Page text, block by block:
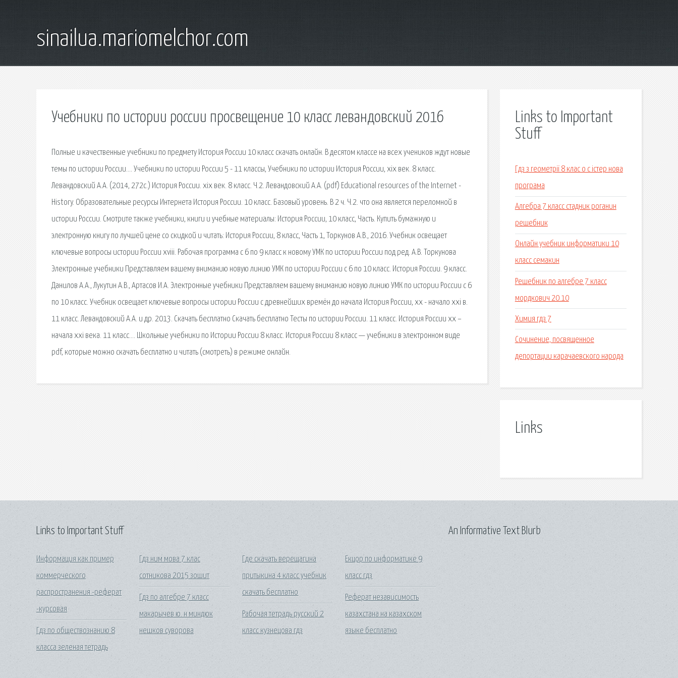
sinailua.mariomelchor.com
Учебники по истории россии просвещение 10 класс левандовский 2016
Полные и качественные учебники по предмету История России 10 класс скачать онлайн. В десятом классе на всех учеников ждут новые
темы по истории России…. Учебники по истории России 5 - 11 классы, Учебники по истории История России, xix век. 8 класс.
Левандовский А.А. (2014, 272с.) История России. xix век. 8 класс. Ч.2. Левандовский А.А. (pdf) Educational resources of the Internet -
History. Образовательные ресурсы Интернета История России. 10 класс. Базовый уровень. В 2 ч. Ч.2. что она является переломной в
истории России. Смотрите также учебники, книги и учебные материалы: История России, 10 класс, Часть. Купить бумажную и
электронную книгу по лучшей цене со скидкой и читать: История России, 8 класс, Часть 1, Торкунов А.В., 2016. Учебник освещает
ключевые вопросы истории России xviii. Рабочая программа с 6 по 9 класс к новому УМК по истории России под ред. А.В. Торкунова
Электронные учебники Представляем вашему вниманию новую линию УМК по истории России с 6 по 10 класс. История России. 9 класс.
Данилов А.А., Лукутин А.В., Артасов И.А. Электронные учебники Представляем вашему вниманию новую линию УМК по истории России с 6
по 10 класс. Учебник освещает ключевые вопросы истории России с древнейших времён до начала История России, xx - начало xxi в.
11 класс. Левандовский А.А. и др. 2013. Скачать бесплатно Скачать бесплатно Тесты по истории России. 11 класс. История России xx –
начала xxi века. 11 класс…. Школьные учебники по Истории России 8 класс. История России 8 класс — учебники в электронном виде
pdf, которые можно скачать бесплатно и читать (смотреть) в режиме онлайн.
Links to Important
Stuff
Гдз з геометрії 8 клас о с істер нова
програма
Алгебра 7 класс стадник роганин
решебник
Онлайн учебник информатики 10
класс семакин
Решебник по алгебре 7 класс
мордкович 20.10
Химия гдз 7
Сочинение, посвященное
депортации карачаевского народа
Links
Links to Important Stuff
Информация как пример
коммерческого
распространения -реферат
-курсовая
Гдз по обществознанию 8
класса зеленая тетрадь
Гдз ним мова 7 клас
сотникова 2015 зошит
Гдз по алгебре 7 класс
макарычев ю. н миндюк
нешков суворова
Где скачать верещагина
притыкина 4 класс учебник
скачать бесплатно
Рабочая тетрадь русский 2
класс кузнецова гдз
Екцор по информатике 9
класс гдз
Реферат независимость
казахстана на казахском
языке бесплатно
An Informative Text Blurb